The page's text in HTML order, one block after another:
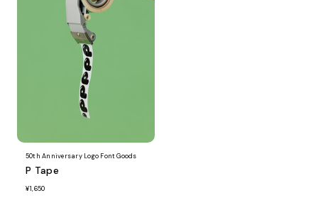
50th Anniversary Logo Font Goods
P Tape
¥1,650